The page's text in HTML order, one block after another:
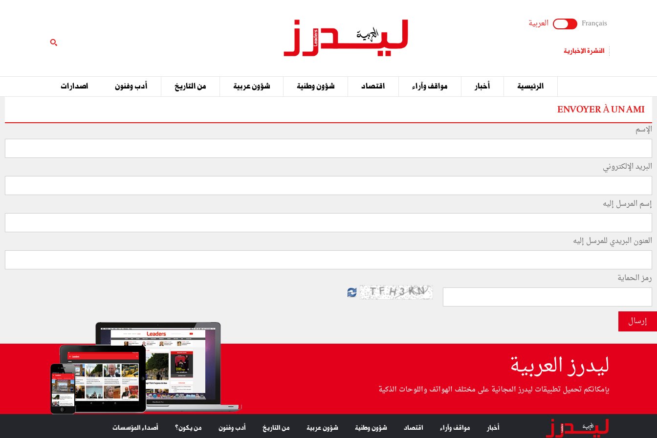
Français العربية
النشرة الإخبارية
الرئيسية أخبار مواقف وآراء اقتصاد شؤون وطنية شؤون عربية من التاريخ أدب وفنون اصدارات
ENVOYER À UN AMI
الإسم
البريد الإلكتروني
إسم المرسل إليه
العنون البريدي للمرسل إليه
رمز الحماية
إرسال
ليدرز العربية
بإمكانكم تحميل تطبيقات ليدرز المجانية على مختلف الهواتف واللوحات الذكية
أخبار مواقف وآراء اقتصاد شؤون وطنية شؤون عربية من التاريخ أدب وفنون من يكون؟ أصداء المؤسسات